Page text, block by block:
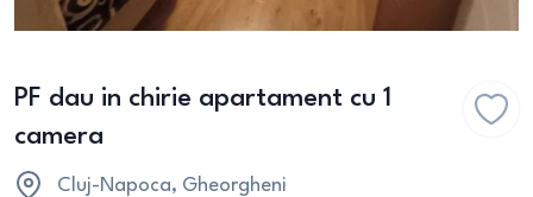
PF dau in chirie apartament cu 1
camera
Cluj-Napoca, Gheorgheni